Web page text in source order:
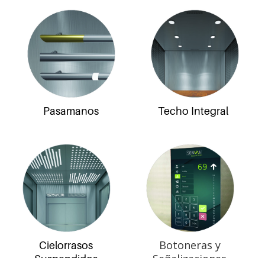
Pasamanos Techo Integral
Cielorrasos
Botoneras y